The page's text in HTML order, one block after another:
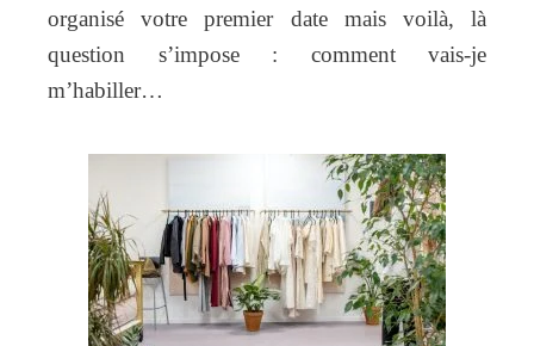
organisé votre premier date mais voilà, là
question s’impose : comment vais-je
m’habiller…